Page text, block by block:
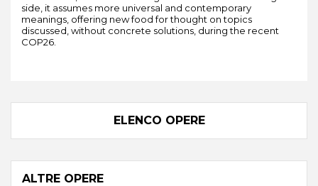
side, it assumes more universal and contemporary
meanings, offering new food for thought on topics
discussed, without concrete solutions, during the recent
COP26.
ELENCO OPERE
ALTRE OPERE